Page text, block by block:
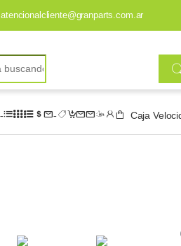
atencionalcliente@granparts.com.ar
Caja